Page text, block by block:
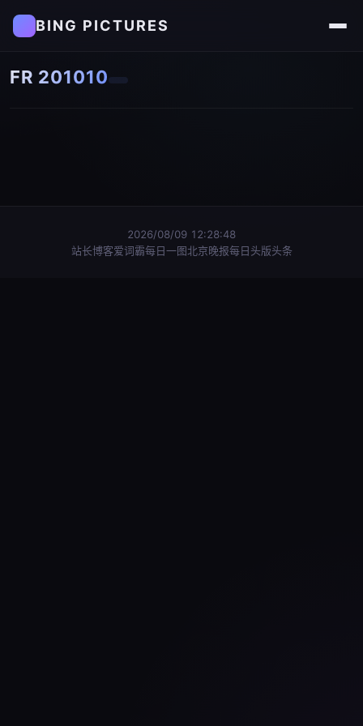
BING PICTURES
FR 201010
2026/08/09 12:28:48
站长博客爱词霸每日一图北京晚报每日头版头条